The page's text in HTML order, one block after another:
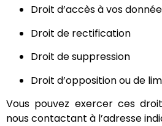
Droit d’accès à vos
Droit de rectification
Droit de suppression
Droit d’opposition ou de
Vous pouvez exercer ces
nous contactant à l’adresse